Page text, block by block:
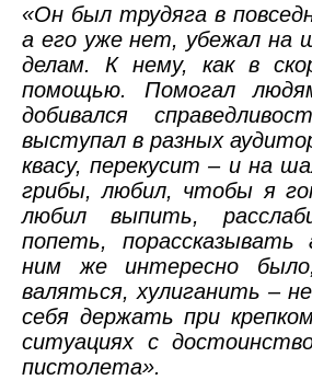
«Он был трудяга в
а его уже нет, убежал на
делам. К нему, как в
помощью. Помогал
добивался
выступал в разных
квасу, перекусит – и на
грибы, любил, чтобы я
любил выпить,
попеть,
ним же интересно
валяться, хулиганить –
себя держать при
ситуациях с
пистолета».